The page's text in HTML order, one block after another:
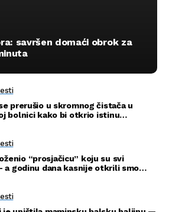
savršen domaći obrok za
prerušio u skromnog čistača u
bolnici kako bi otkrio istinu…
“prosjačicu” koju su svi
a godinu dana kasnije otkrili smo